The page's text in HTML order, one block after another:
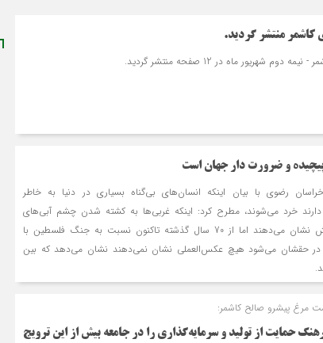
و ضرورت دار جهان است
رضوی با بیان اینکه انسان‌های بی‌گناه بسیاری در دنیا به خاطر
خرد می‌شوند، مطرح کرد: اینکه غربی‌ها به کشته شدن چشم آبی‌های
اوکراینی و یا روسی واکنش نشان می‌دهند اما از 70 سال گذشته تاکنون نسبت به جنگ فلسطین با
در حقشان می‌شود هیچ عکس‌العملی نشان نمی‌دهند نشان می‌دهد که بین
مرغ پیشرو صالح کاشمر:
حمایت از تولید و سرمایه‌گذاری را در جامعه بیش از این ترویج